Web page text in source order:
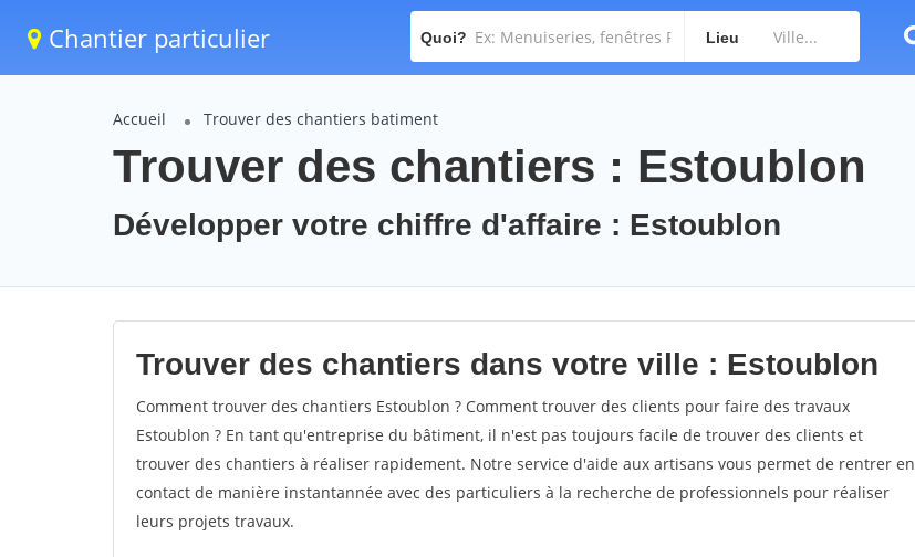
Chantier particulier Quoi? Lieu
Accueil Trouver des chantiers batiment
Trouver des chantiers : Estoublon
Développer votre chiffre d'affaire : Estoublon
Trouver des chantiers dans votre ville : Estoublon
Comment trouver des chantiers Estoublon ? Comment trouver des clients pour faire des travaux
Estoublon ? En tant qu'entreprise du bâtiment, il n'est pas toujours facile de trouver des clients et
trouver des chantiers à réaliser rapidement. Notre service d'aide aux artisans vous permet de rentrer en
contact de manière instantannée avec des particuliers à la recherche de professionnels pour réaliser
leurs projets travaux.